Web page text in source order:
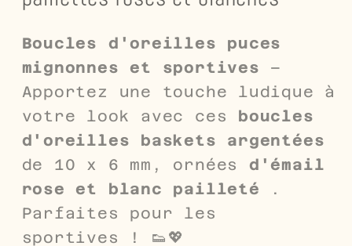
Boucles d'oreilles puces
mignonnes et sportives –
Apportez une touche ludique à
votre look avec ces boucles
d'oreilles baskets argentées
de 10 x 6 mm, ornées d'émail
rose et blanc pailleté .
Parfaites pour les
sportives ! 👟💖